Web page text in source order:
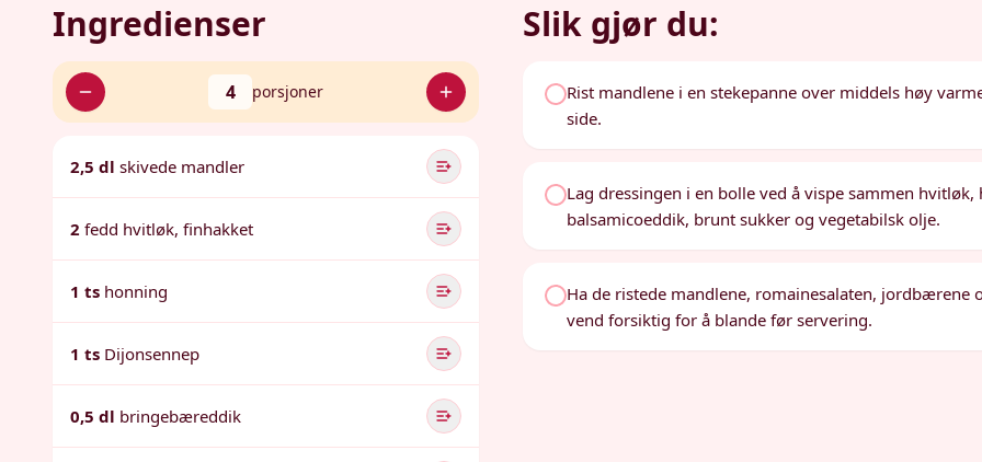
Ingredienser
4 porsjoner
2,5 dl skivede mandler
2 fedd hvitløk, finhakket
1 ts honning
1 ts Dijonsennep
0,5 dl bringebæreddik
Slik gjør du:
Rist mandlene i en stekepanne over middels høy
side.
Lag dressingen i en bolle ved å vispe sammen
balsamicoeddik, brunt sukker og vegetabilsk olje.
Ha de ristede mandlene, romainesalaten, jordbærene
vend forsiktig for å blande før servering.